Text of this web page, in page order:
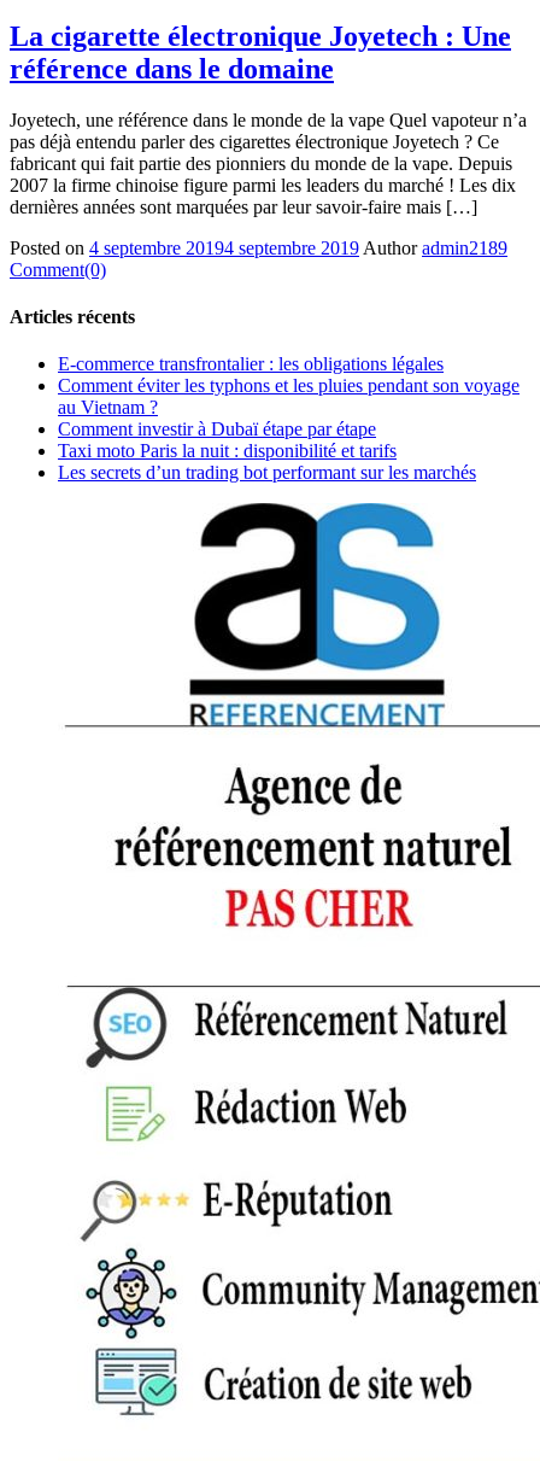
La cigarette électronique Joyetech : Une
référence dans le domaine
Joyetech, une référence dans le monde de la vape Quel vapoteur n’a
pas déjà entendu parler des cigarettes électronique Joyetech ? Ce
fabricant qui fait partie des pionniers du monde de la vape. Depuis
2007 la firme chinoise figure parmi les leaders du marché ! Les dix
dernières années sont marquées par leur savoir-faire mais […]
Posted on 4 septembre 20194 septembre 2019 Author admin2189
Comment(0)
Articles récents
E-commerce transfrontalier : les obligations légales
Comment éviter les typhons et les pluies pendant son voyage
au Vietnam ?
Comment investir à Dubaï étape par étape
Taxi moto Paris la nuit : disponibilité et tarifs
Les secrets d’un trading bot performant sur les marchés